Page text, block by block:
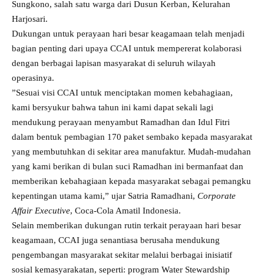
Sungkono, salah satu warga dari Dusun Kerban, Kelurahan
Harjosari.
Dukungan untuk perayaan hari besar keagamaan telah menjadi
bagian penting dari upaya CCAI untuk mempererat kolaborasi
dengan berbagai lapisan masyarakat di seluruh wilayah
operasinya.
”Sesuai visi CCAI untuk menciptakan momen kebahagiaan,
kami bersyukur bahwa tahun ini kami dapat sekali lagi
mendukung perayaan menyambut Ramadhan dan Idul Fitri
dalam bentuk pembagian 170 paket sembako kepada masyarakat
yang membutuhkan di sekitar area manufaktur. Mudah-mudahan
yang kami berikan di bulan suci Ramadhan ini bermanfaat dan
memberikan kebahagiaan kepada masyarakat sebagai pemangku
kepentingan utama kami,” ujar Satria Ramadhani, Corporate
Affair Executive, Coca-Cola Amatil Indonesia.
Selain memberikan dukungan rutin terkait perayaan hari besar
keagamaan, CCAI juga senantiasa berusaha mendukung
pengembangan masyarakat sekitar melalui berbagai inisiatif
sosial kemasyarakatan, seperti: program Water Stewardship